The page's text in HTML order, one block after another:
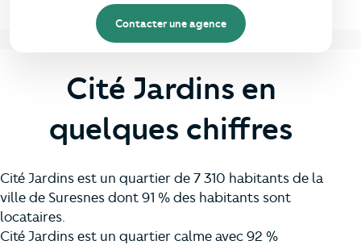
Contacter une agence
Cité Jardins en
quelques chiffres
Cité Jardins est un quartier de 7 310 habitants de la
ville de Suresnes dont 91 % des habitants sont
locataires.
Cité Jardins est un quartier calme avec 92 %